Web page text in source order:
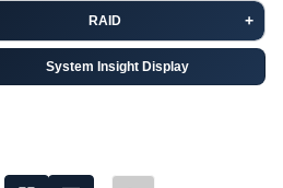
RAID
System Insight Display